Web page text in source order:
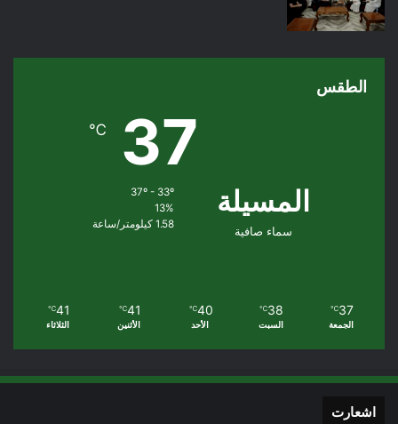
الطقس
المسيلة
سماء صافية
37
℃
37º - 33º
13%
1.58 كيلومتر/ساعة
37
℃
الجمعة
38
℃
السبت
40
℃
الأحد
41
℃
الأثنين
41
℃
الثلاثاء
اشعارت